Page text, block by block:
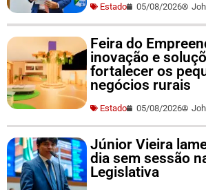
Estado 05/08/2026
Feira do
inovação e
fortalecer os
negócios rurais
Estado 05/08/2026
Júnior Vieira
dia sem sessão
Legislativa